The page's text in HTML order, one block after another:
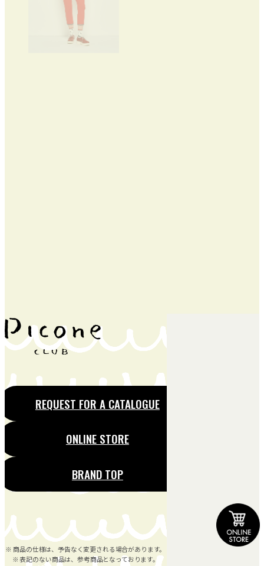
REQUEST FOR A CATALOGUE
ONLINE STORE
BRAND TOP
※ 商品の仕様は、予告なく変更される場合があります。
※ 表記のない商品は、参考商品となっております。